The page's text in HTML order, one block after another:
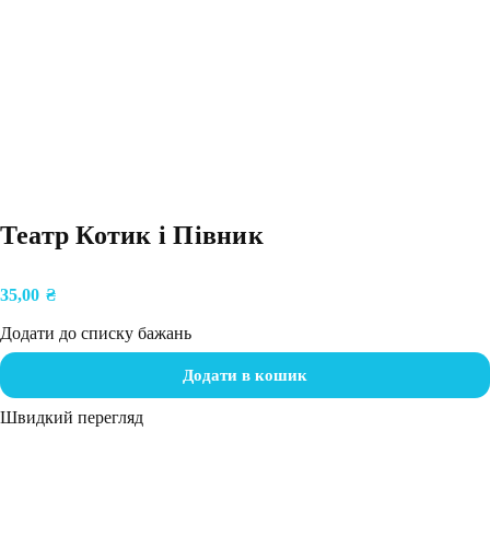
Театр Котик і Півник
35,00 ₴
Додати до списку бажань
Додати в кошик
Швидкий перегляд